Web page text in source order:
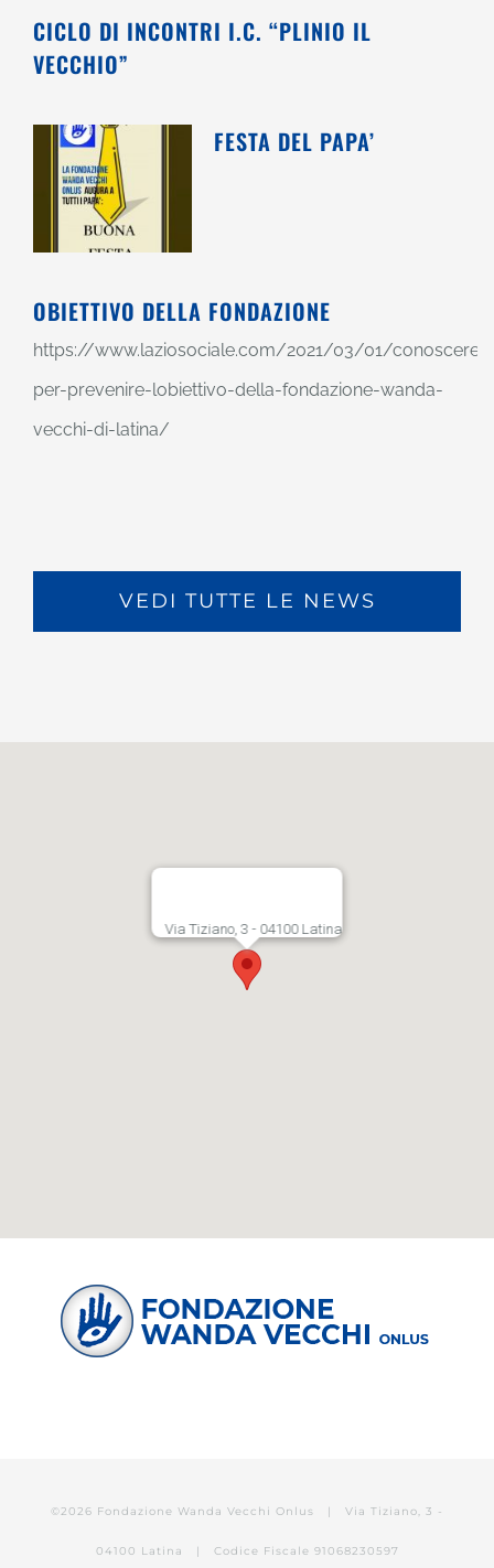
CICLO DI INCONTRI I.C. “PLINIO IL
VECCHIO”
FESTA DEL PAPA’
OBIETTIVO DELLA FONDAZIONE
https://www.laziosociale.com/2021/03/01/conoscere-
per-prevenire-lobiettivo-della-fondazione-wanda-
vecchi-di-latina/
VEDI TUTTE LE NEWS
Via Tiziano, 3 - 04100 Latina
©2026 Fondazione Wanda Vecchi Onlus | Via Tiziano, 3 -
04100 Latina | Codice Fiscale 91068230597